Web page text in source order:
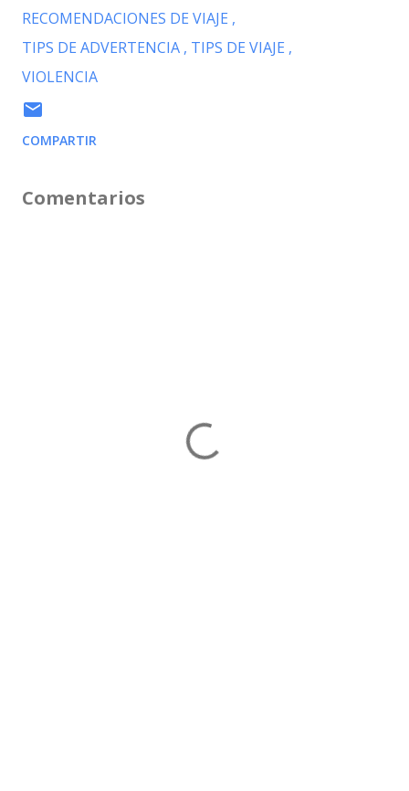
RECOMENDACIONES DE VIAJE
TIPS DE ADVERTENCIA TIPS DE VIAJE
VIOLENCIA
COMPARTIR
Comentarios